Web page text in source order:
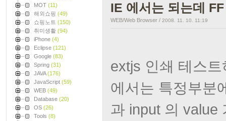
MOT (11)
해외쇼핑 (49)
쇼핑노트 (150)
취미생활 (94)
iPhone (4)
Eclipse (121)
Google (83)
Spring (31)
JAVA(176)
JavaScript (59)
WEB (49)
Database (20)
OS (26)
Tools (8)
IE 에서는 되는데
WEB/Web Browser / 2008. 11. 10. 11:19
extjs 인쇄 테스
에서는 특정부분
과 input 의 value